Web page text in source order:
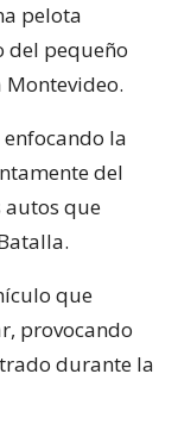
pelota
del pequeño
Montevideo.
la
del
autos que
que
provocando
durante la